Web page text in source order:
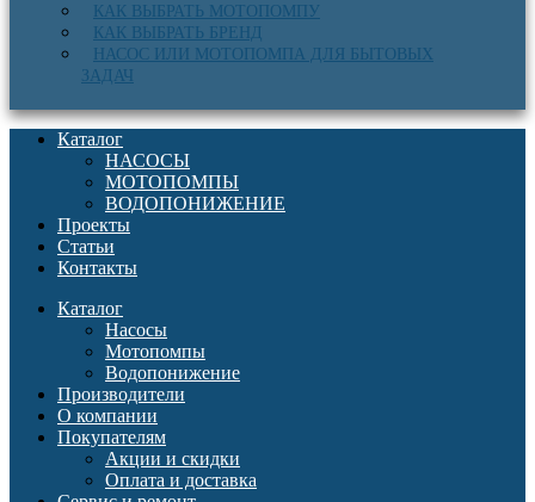
КАК ВЫБРАТЬ МОТОПОМПУ
КАК ВЫБРАТЬ БРЕНД
НАСОС ИЛИ МОТОПОМПА ДЛЯ БЫТОВЫХ
ЗАДАЧ
Каталог
НАСОСЫ
МОТОПОМПЫ
ВОДОПОНИЖЕНИЕ
Проекты
Статьи
Контакты
Каталог
Насосы
Мотопомпы
Водопонижение
Производители
О компании
Покупателям
Акции и скидки
Оплата и доставка